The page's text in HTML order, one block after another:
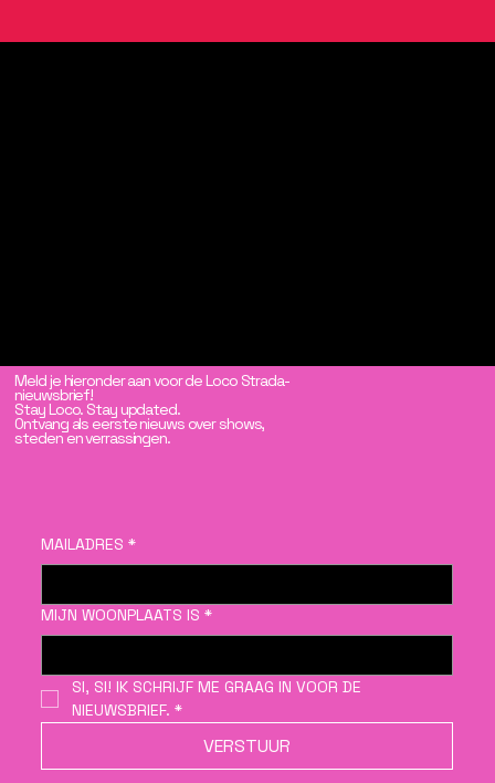
Meld je hieronder aan voor de Loco Strada-
nieuwsbrief!
Stay Loco. Stay updated.
Ontvang als eerste nieuws over shows,
steden en verrassingen.
MAILADRES *
MIJN WOONPLAATS IS *
SI, SI! IK SCHRIJF ME GRAAG IN VOOR DE
NIEUWSBRIEF. *
VERSTUUR